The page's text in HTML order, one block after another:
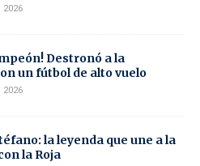
Destronó a la
un fútbol de alto vuelo
la leyenda que une a la
la Roja